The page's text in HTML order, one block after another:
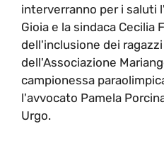
interverranno per i saluti
Gioia e la sindaca Cecilia
dell'inclusione dei
dell'Associazione
campionessa
l'avvocato Pamela
Urgo.